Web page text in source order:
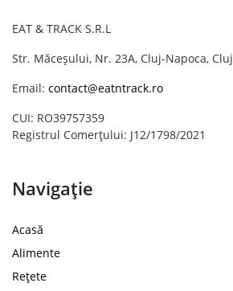
EAT & TRACK S.R.L
Str. Măceșului, Nr. 23A, Cluj-Napoca, Cluj
Email: contact@eatntrack.ro
CUI: RO39757359
Registrul Comerțului: J12/1798/2021
Navigație
Acasă
Alimente
Rețete